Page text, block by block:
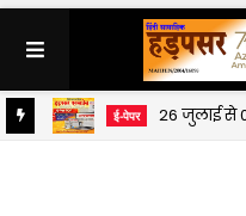
ई-पेपर 26 जुलाई से